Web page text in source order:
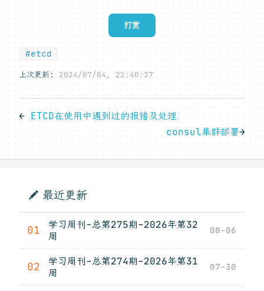
打赏
#etcd
上次更新: 2024/07/04, 22:40:37
← ETCD在使用中遇到过的报错及处理
consul集群部署→
最近更新
01
学习周刊-总第275期-2026年第32
周
08-06
02
学习周刊-总第274期-2026年第31
周
07-30